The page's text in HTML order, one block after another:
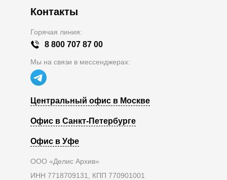
Контакты
Горячая линия:
8 800 707 87 00
Мы на связи в мессенджерах:
Центральный офис в Москве
Офис в Санкт-Петербурге
Офис в Уфе
ООО «Делис Архив»
ИНН 7718709131, КПП 770901001